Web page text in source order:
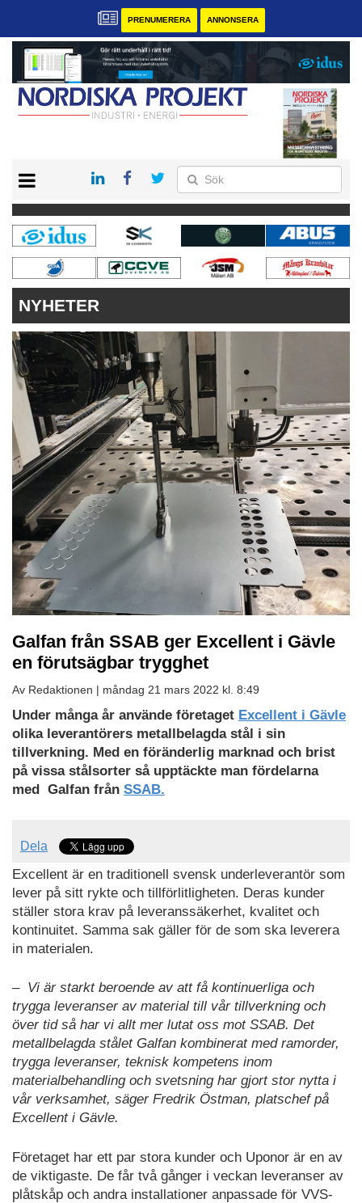
PRENUMERERA ANNONSERA
KONTAKT
VÅRA ANDRA MAGASIN
PRENUMERERA
ANNONSERA
NYHETER
Galfan från SSAB ger Excellent i Gävle
en förutsägbar trygghet
Av Redaktionen | måndag 21 mars 2022 kl. 8:49
Under många år använde företaget Excellent i Gävle
olika leverantörers metallbelagda stål i sin
tillverkning. Med en föränderlig marknad och brist
på vissa stålsorter så upptäckte man fördelarna
med Galfan från SSAB.
Dela
Excellent är en traditionell svensk underleverantör som
lever på sitt rykte och tillförlitligheten. Deras kunder
ställer stora krav på leveranssäkerhet, kvalitet och
kontinuitet. Samma sak gäller för de som ska leverera
in materialen.
– Vi är starkt beroende av att få kontinuerliga och
trygga leveranser av material till vår tillverkning och
över tid så har vi allt mer lutat oss mot SSAB. Det
metallbelagda stålet Galfan kombinerat med ramorder,
trygga leveranser, teknisk kompetens inom
materialbehandling och svetsning har gjort stor nytta i
vår verksamhet, säger Fredrik Östman, platschef på
Excellent i Gävle.
Företaget har ett par stora kunder och Uponor är en av
de viktigaste. De får två gånger i veckan leveranser av
plåtskåp och andra installationer anpassade för VVS-